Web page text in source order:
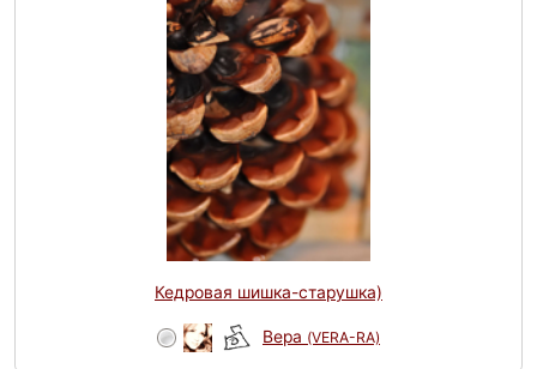
Кедровая шишка-старушка)
Вера (VERA-RA)